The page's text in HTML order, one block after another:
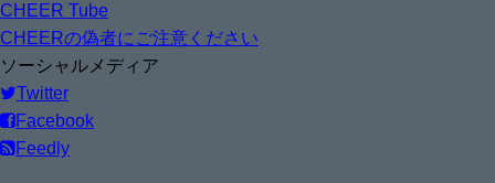
CHEER Tube
CHEERの偽者にご注意ください
ソーシャルメディア
Twitter
Facebook
Feedly